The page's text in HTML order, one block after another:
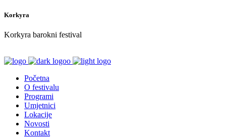
Korkyra
Korkyra barokni festival
Početna
O festivalu
Programi
Umjetnici
Lokacije
Novosti
Kontakt